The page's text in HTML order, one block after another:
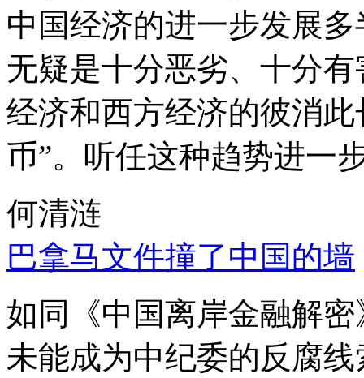
中国经济的进一步发展
无疑是十分恶劣、十分
经济和西方经济的彼消
币”。听任这种趋势进一
何清涟
巴拿马文件撞了中国的墙
如同《中国离岸金融解
未能成为中纪委的反腐